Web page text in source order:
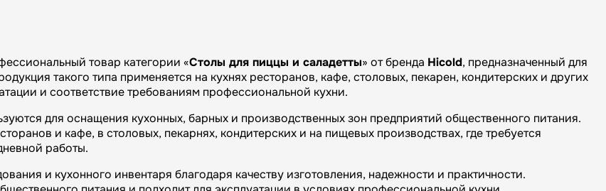
товар категории «Столы для пиццы и саладетты» от бренда Hicold, предназначенный для
такого типа применяется на кухнях ресторанов, кафе, столовых, пекарен, кондитерских и других
и соответствие требованиям профессиональной кухни.
для оснащения кухонных, барных и производственных зон предприятий общественного питания.
и кафе, в столовых, пекарнях, кондитерских и на пищевых производствах, где требуется
работы.
и кухонного инвентаря благодаря качеству изготовления, надежности и практичности.